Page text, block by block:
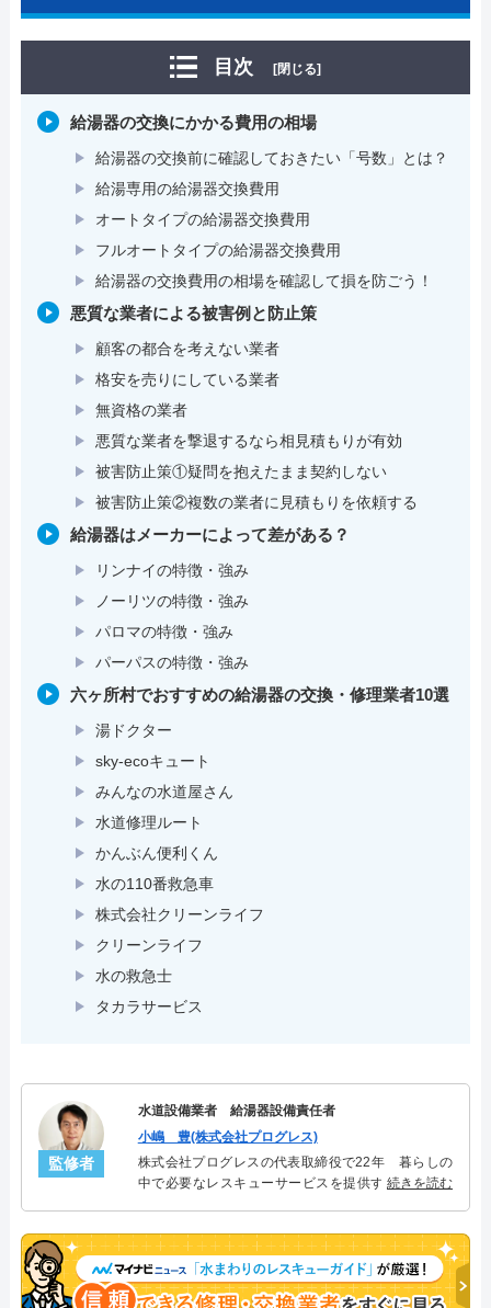
目次 [閉じる]
給湯器の交換にかかる費用の相場
給湯器の交換前に確認しておきたい「号数」とは？
給湯専用の給湯器交換費用
オートタイプの給湯器交換費用
フルオートタイプの給湯器交換費用
給湯器の交換費用の相場を確認して損を防ごう！
悪質な業者による被害例と防止策
顧客の都合を考えない業者
格安を売りにしている業者
無資格の業者
悪質な業者を撃退するなら相見積もりが有効
被害防止策①疑問を抱えたまま契約しない
被害防止策②複数の業者に見積もりを依頼する
給湯器はメーカーによって差がある？
リンナイの特徴・強み
ノーリツの特徴・強み
パロマの特徴・強み
パーパスの特徴・強み
六ヶ所村でおすすめの給湯器の交換・修理業者10選
湯ドクター
sky-ecoキュート
みんなの水道屋さん
水道修理ルート
かんぶん便利くん
水の110番救急車
株式会社クリーンライフ
クリーンライフ
水の救急士
タカラサービス
監修者
水道設備業者 給湯器設備責任者
小嶋 豊(株式会社プログレス)
株式会社プログレスの代表取締役で22年 暮らしの
中で必要なレスキューサービスを提供する株式会社
決。多くのお客様に信頼される「給湯器」のスペシ
ャリスト。
続きを読む